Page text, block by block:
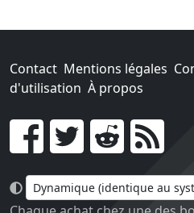
Contact Mentions légales
d'utilisation À propos
Go !